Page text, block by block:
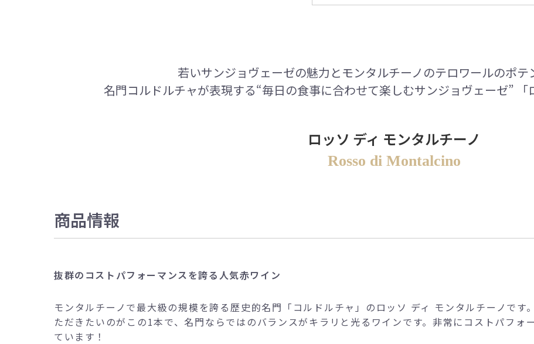
若いサンジョヴェーゼの魅力とモンタルチーノのテロワールのポテ
名門コルドルチャが表現する“毎日の食事に合わせて楽しむサンジョヴェーゼ” 「
ロッソ ディ モンタルチーノ
Rosso di Montalcino
商品情報
抜群のコストパフォーマンスを誇る人気赤ワイン
モンタルチーノで最大級の規模を誇る歴史的名門「コルドルチャ」のロッソ ディ モンタルチーノです
ただきたいのがこの1本で、名門ならではのバランスがキラリと光るワインです。非常にコストパフォ
ています！